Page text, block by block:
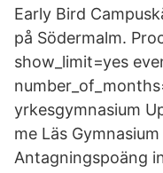
Early Bird
på Södermalm.
show_limit=yes
yrkesgymnasium
me Läs
Antagningspoäng